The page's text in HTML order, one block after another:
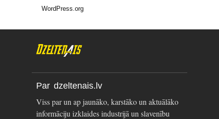
WordPress.org
Par dzeltenais.lv
Viss par un ap jaunāko, karstāko un aktuālāko
informāciju izklaides industrijā un slavenību